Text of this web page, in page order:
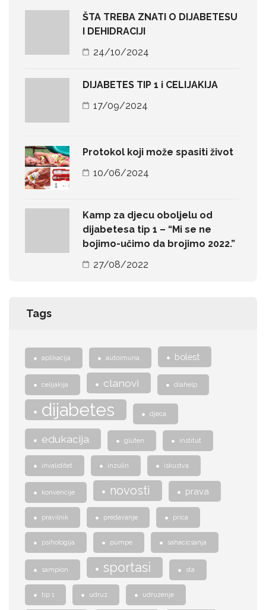
ŠTA TREBA ZNATI O DIJABETESU
I DEHIDRACIJI
24/10/2024
DIJABETES TIP 1 i CELIJAKIJA
17/09/2024
Protokol koji može spasiti život
10/06/2024
Kamp za djecu oboljelu od
dijabetesa tip 1 – “Mi se ne
bojimo-učimo da brojimo 2022.”
27/08/2022
Tags
aplikacija autoimuna bolest
celijakija clanovi diahelp
dijabetes djeca
edukacija gluten institut
invaliditet inzulin iskustva
konvencije novosti prava
pravilnik predavanje prica
psihologija pumpe sahacicsanja
sampion sportasi sta
tip 1 udruz udruzenje